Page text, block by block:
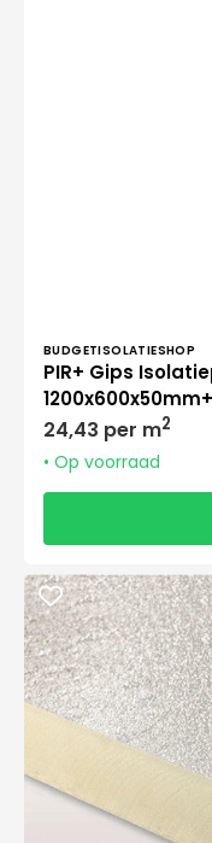
BUDGETISOLATIESHOP
PIR+ Gips
Normale
prijs
24,43 per m2
• Op voorraad
BAUDER
Isolatieplaten
1200x600x50mm
VL